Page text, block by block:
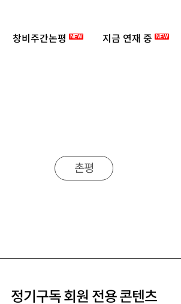
창비주간논평 NEW 지금 연재 중 NEW
정기구독 회원 전용 콘텐츠
촌평
200년 만에 나타난 전설적 업적